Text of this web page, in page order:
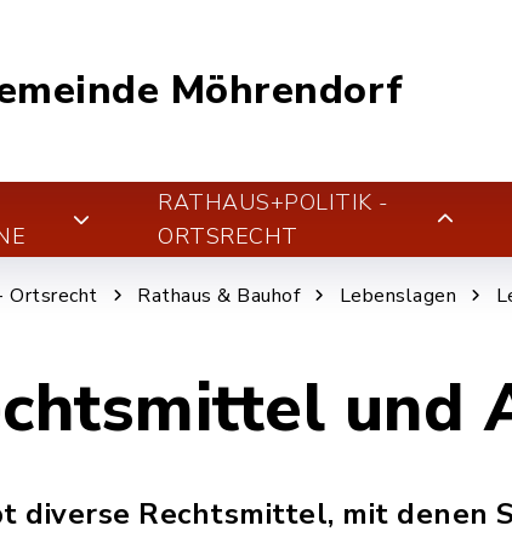
Möhrendorf
RATHAUS+POLITIK -
ORTSRECHT
Ortsrecht Rathaus & Bauhof Lebenslagen
und
diverse Rechtsmittel, mit denen